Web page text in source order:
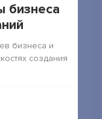
бизнеса
бизнеса и
создания